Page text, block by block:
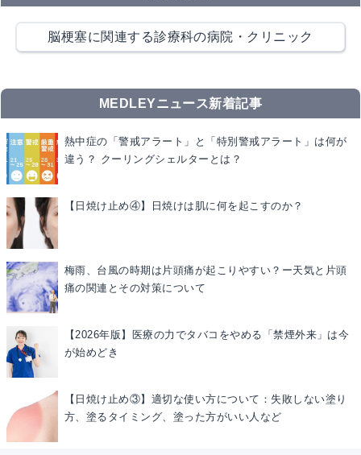
脳梗塞に関連する診療科の病院・クリニック
MEDLEYニュース新着記事
熱中症の「警戒アラート」と「特別警戒アラート」は何が
違う？ クーリングシェルターとは？
【日焼け止め④】日焼けは肌に何を起こすのか？
梅雨、台風の時期は片頭痛が起こりやすい？ー天気と片頭
痛の関連とその対策について
【2026年版】医療の力でタバコをやめる「禁煙外来」は今
が始めどき
【日焼け止め③】適切な使い方について：失敗しない塗り
方、塗るタイミング、塗った方がいい人など